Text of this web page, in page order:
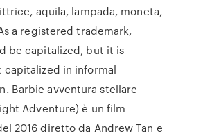
aquila, lampada, moneta,
a registered trademark,
be capitalized, but it is
capitalized in informal
Barbie avventura stellare
Adventure) è un film
2016 diretto da Andrew Tan e